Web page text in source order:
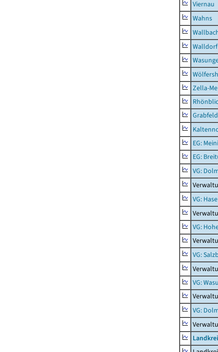
Viernau
Wahns
Walldorf
Zella-
Grabfeld
EG:
EG:
VG:
VG:
VG:
VG:
VG:
VG: